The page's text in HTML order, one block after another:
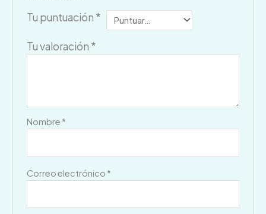
Tu puntuación *
Tu valoración *
Nombre *
Correo electrónico *